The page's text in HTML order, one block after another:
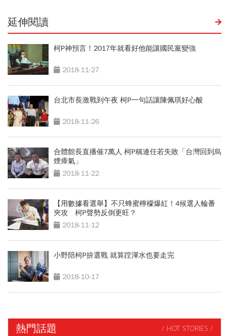
延伸閱讀
柯P神預言！2017年就看好他能讓國民黨變強
2018-11-27
台北市長激戰到午夜 柯P一句話讓陳佩琪好心酸
2018-11-26
合體館長直播催7萬人 柯P稱連任若失敗「台灣回到烏
煙瘴氣」
2018-11-22
【用數據看選舉】不只蜂蜜檸檬爆紅！4候選人輪番
夾攻 柯P聲勢反倒更旺？
2018-11-12
小野陪柯P拚選戰 就算蹚渾水也要走完
2018-10-17
熱門話題 / HOT STORIES /